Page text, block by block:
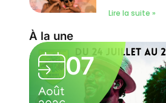
Lire la suite »
À la une
07
Août